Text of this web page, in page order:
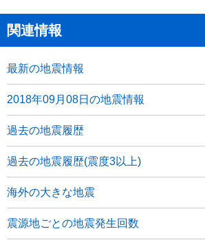
関連情報
最新の地震情報
2018年09月08日の地震情報
過去の地震履歴
過去の地震履歴(震度3以上)
海外の大きな地震
震源地ごとの地震発生回数